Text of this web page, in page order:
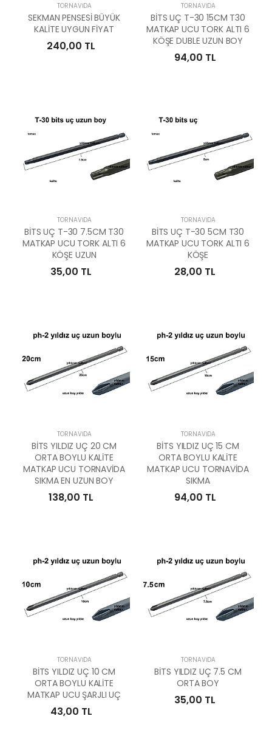
TORNAVIDA
SEKMAN PENSESİ BÜYÜK
KALİTE UYGUN FİYAT
240,00 TL
TORNAVIDA
BİTS UÇ T-30 15CM T30
MATKAP UCU TORK ALTI 6
KÖŞE DUBLE UZUN BOY
94,00 TL
TORNAVIDA
BİTS UÇ T-30 7.5CM T30
MATKAP UCU TORK ALTI 6
KÖŞE UZUN
35,00 TL
TORNAVIDA
BİTS UÇ T-30 5CM T30
MATKAP UCU TORK ALTI 6
KÖŞE
28,00 TL
TORNAVIDA
BİTS YILDIZ UÇ 20 CM
ORTA BOYLU KALİTE
MATKAP UCU TORNAVİDA
SIKMA EN UZUN BOY
138,00 TL
TORNAVIDA
BİTS YILDIZ UÇ 15 CM
ORTA BOYLU KALİTE
MATKAP UCU TORNAVİDA
SIKMA
94,00 TL
TORNAVIDA
BİTS YILDIZ UÇ 10 CM
ORTA BOYLU KALİTE
MATKAP UCU ŞARJLI UÇ
43,00 TL
TORNAVIDA
BİTS YILDIZ UÇ 7.5 CM
ORTA BOY
35,00 TL